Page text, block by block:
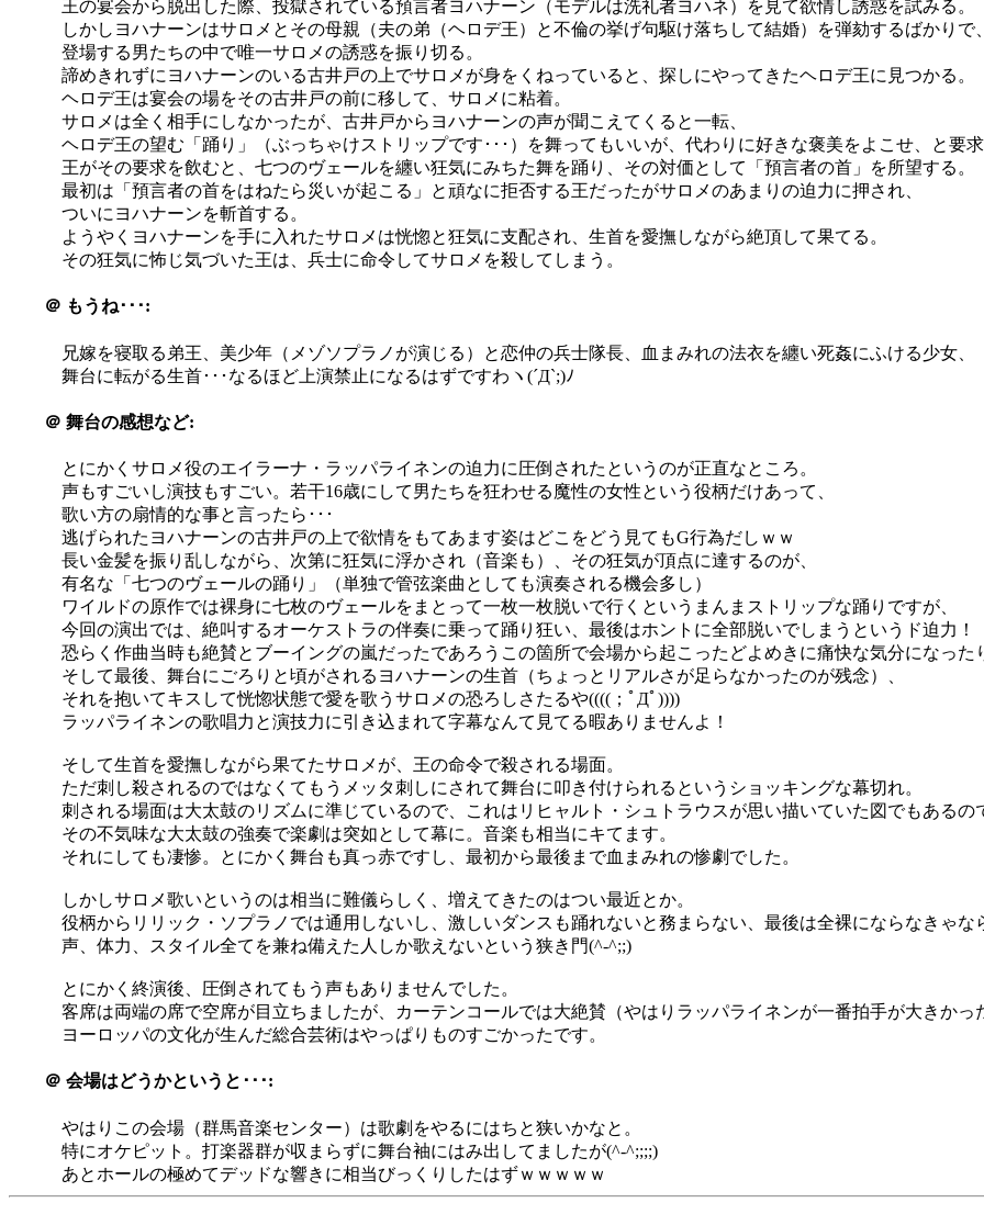
王の宴会から脱出した際、投獄されている預言者ヨハナーン（モデルは洗礼者ヨハネ）を見て欲情し誘惑を試みる。
しかしヨハナーンはサロメとその母親（夫の弟（ヘロデ王）と不倫の挙げ句駆け落ちして結婚）を弾劾するばかりで
登場する男たちの中で唯一サロメの誘惑を振り切る。
諦めきれずにヨハナーンのいる古井戸の上でサロメが身をくねっていると、探しにやってきたヘロデ王に見つかる。
ヘロデ王は宴会の場をその古井戸の前に移して、サロメに粘着。
サロメは全く相手にしなかったが、古井戸からヨハナーンの声が聞こえてくると一転、
ヘロデ王の望む「踊り」（ぶっちゃけストリップです･･･）を舞ってもいいが、代わりに好きな褒美をよこせ、と要
王がその要求を飲むと、七つのヴェールを纏い狂気にみちた舞を踊り、その対価として「預言者の首」を所望する。
最初は「預言者の首をはねたら災いが起こる」と頑なに拒否する王だったがサロメのあまりの迫力に押され、
ついにヨハナーンを斬首する。
ようやくヨハナーンを手に入れたサロメは恍惚と狂気に支配され、生首を愛撫しながら絶頂して果てる。
その狂気に怖じ気づいた王は、兵士に命令してサロメを殺してしまう。
＠ もうね･･･:
兄嫁を寝取る弟王、美少年（メゾソプラノが演じる）と恋仲の兵士隊長、血まみれの法衣を纏い死姦にふける少女、
舞台に転がる生首･･･なるほど上演禁止になるはずですわヽ(´Д`;)ﾉ
＠ 舞台の感想など:
とにかくサロメ役のエイラーナ・ラッパライネンの迫力に圧倒されたというのが正直なところ。
声もすごいし演技もすごい。若干16歳にして男たちを狂わせる魔性の女性という役柄だけあって、
歌い方の扇情的な事と言ったら･･･
逃げられたヨハナーンの古井戸の上で欲情をもてあます姿はどこをどう見てもG行為だしｗｗ
長い金髪を振り乱しながら、次第に狂気に浮かされ（音楽も）、その狂気が頂点に達するのが、
有名な「七つのヴェールの踊り」（単独で管弦楽曲としても演奏される機会多し）
ワイルドの原作では裸身に七枚のヴェールをまとって一枚一枚脱いで行くというまんまストリップな踊りですが、
今回の演出では、絶叫するオーケストラの伴奏に乗って踊り狂い、最後はホントに全部脱いでしまうというド迫力！
恐らく作曲当時も絶賛とブーイングの嵐だったであろうこの箇所で会場から起こったどよめきに痛快な気分になった
そして最後、舞台にごろりと頃がされるヨハナーンの生首（ちょっとリアルさが足らなかったのが残念）、
それを抱いてキスして恍惚状態で愛を歌うサロメの恐ろしさたるや((((；ﾟДﾟ))))
ラッパライネンの歌唱力と演技力に引き込まれて字幕なんて見てる暇ありませんよ！
そして生首を愛撫しながら果てたサロメが、王の命令で殺される場面。
ただ刺し殺されるのではなくてもうメッタ刺しにされて舞台に叩き付けられるというショッキングな幕切れ。
刺される場面は大太鼓のリズムに準じているので、これはリヒャルト・シュトラウスが思い描いていた図でもあるの
その不気味な大太鼓の強奏で楽劇は突如として幕に。音楽も相当にキてます。
それにしても凄惨。とにかく舞台も真っ赤ですし、最初から最後まで血まみれの惨劇でした。
しかしサロメ歌いというのは相当に難儀らしく、増えてきたのはつい最近とか。
役柄からリリック・ソプラノでは通用しないし、激しいダンスも踊れないと務まらない、最後は全裸にならなきゃ
声、体力、スタイル全てを兼ね備えた人しか歌えないという狭き門(^-^;;)
とにかく終演後、圧倒されてもう声もありませんでした。
客席は両端の席で空席が目立ちましたが、カーテンコールでは大絶賛（やはりラッパライネンが一番拍手が大きかっ
ヨーロッパの文化が生んだ総合芸術はやっぱりものすごかったです。
＠ 会場はどうかというと･･･:
やはりこの会場（群馬音楽センター）は歌劇をやるにはちと狭いかなと。
特にオケピット。打楽器群が収まらずに舞台袖にはみ出してましたが(^-^;;;;)
あとホールの極めてデッドな響きに相当びっくりしたはずｗｗｗｗｗ